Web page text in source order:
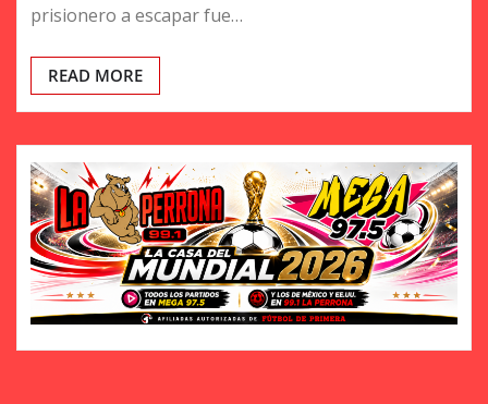
prisionero a escapar fue…
READ MORE